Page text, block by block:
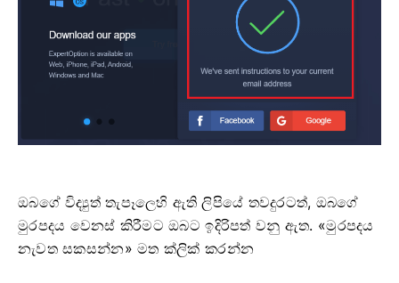
ඔබගේ විද්‍යුත් තැපෑලෙහි ඇති ලිපියේ තවදුරටත්, ඔබගේ
මුරපදය වෙනස් කිරීමට ඔබට ඉදිරිපත් වනු ඇත. «මුරපදය
නැවත සකසන්න» මත ක්ලික් කරන්න